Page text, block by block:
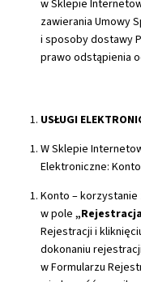
w Sklepie
zawierania Umowy
i sposoby dostawy
prawo odstąpienia
USŁUGI
W Sklepie
Elektroniczne:
Konto –
w pole
Rejestracji i
dokonaniu
w Formularzu